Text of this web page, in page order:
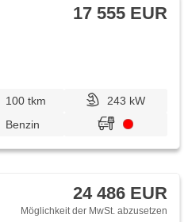
17 555 EUR
100 tkm
243 kW
Benzin
24 486 EUR
Möglichkeit der MwSt. abzusetzen